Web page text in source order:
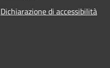
Dichiarazione di accessibilità